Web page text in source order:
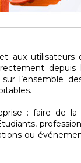
aux utilisateurs
l’ensemble
: faire de
ou